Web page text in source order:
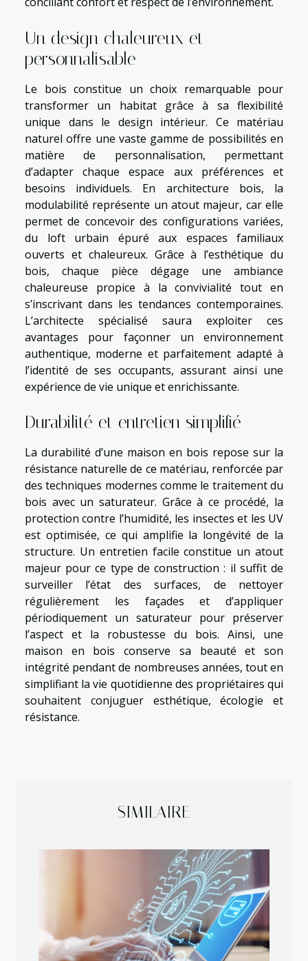
Un design chaleureux et
personnalisable
Le bois constitue un choix remarquable pour
transformer un habitat grâce à sa flexibilité
unique dans le design intérieur. Ce matériau
naturel offre une vaste gamme de possibilités en
matière de personnalisation, permettant
d’adapter chaque espace aux préférences et
besoins individuels. En architecture bois, la
modulabilité représente un atout majeur, car elle
permet de concevoir des configurations variées,
du loft urbain épuré aux espaces familiaux
ouverts et chaleureux. Grâce à l’esthétique du
bois, chaque pièce dégage une ambiance
chaleureuse propice à la convivialité tout en
s’inscrivant dans les tendances contemporaines.
L’architecte spécialisé saura exploiter ces
avantages pour façonner un environnement
authentique, moderne et parfaitement adapté à
l’identité de ses occupants, assurant ainsi une
expérience de vie unique et enrichissante.
Durabilité et entretien simplifié
La durabilité d’une maison en bois repose sur la
résistance naturelle de ce matériau, renforcée par
des techniques modernes comme le traitement du
bois avec un saturateur. Grâce à ce procédé, la
protection contre l’humidité, les insectes et les UV
est optimisée, ce qui amplifie la longévité de la
structure. Un entretien facile constitue un atout
majeur pour ce type de construction : il suffit de
surveiller l’état des surfaces, de nettoyer
régulièrement les façades et d’appliquer
périodiquement un saturateur pour préserver
l’aspect et la robustesse du bois. Ainsi, une
maison en bois conserve sa beauté et son
intégrité pendant de nombreuses années, tout en
simplifiant la vie quotidienne des propriétaires qui
souhaitent conjuguer esthétique, écologie et
résistance.
SIMILAIRE